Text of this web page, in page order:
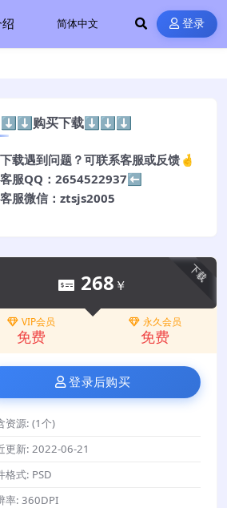
登录
购买下载⬇️⬇️⬇️
载遇到问题？可联系客服或反馈🤞
客服QQ：2654522937⬅️
服微信：ztsjs2005
下载
268 ￥
VIP会员
免费
永久会员
免费
登录后购买
资源: (1个)
更新: 2022-06-21
格式: PSD
率: 360DPI